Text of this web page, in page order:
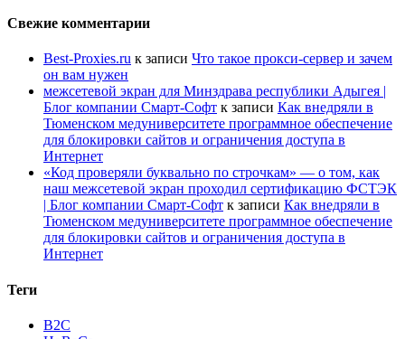
Свежие комментарии
Best-Proxies.ru к записи Что такое прокси-сервер и зачем
он вам нужен
межсетевой экран для Минздрава республики Адыгея |
Блог компании Смарт-Софт к записи Как внедряли в
Тюменском медуниверситете программное обеспечение
для блокировки сайтов и ограничения доступа в
Интернет
«Код проверяли буквально по строчкам» — о том, как
наш межсетевой экран проходил сертификацию ФСТЭК
| Блог компании Смарт-Софт к записи Как внедряли в
Тюменском медуниверситете программное обеспечение
для блокировки сайтов и ограничения доступа в
Интернет
Теги
B2C